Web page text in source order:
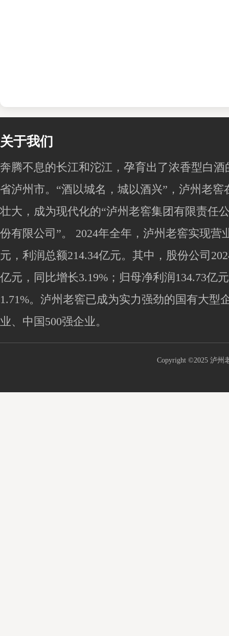
关于我们
奔腾不息的长江和沱江，孕育出了浓香型白
省泸州市。“酒以城名，城以酒兴”，泸州老窖
壮大，成为现代化的“泸州老窖集团有限责任
份有限公司”。 2024年全年，泸州老窖实现营
元，利润总额214.34亿元。其中，股份公司
亿元，同比增长3.19%；归母净利润134.73亿
1.71%。泸州老窖已成为实力强劲的国有大型
业、中国500强企业。
Copyright ©2025 泸州